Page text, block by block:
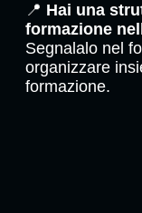
📍 Hai una
formazione
Segnalalo nel
organizzare
formazione.